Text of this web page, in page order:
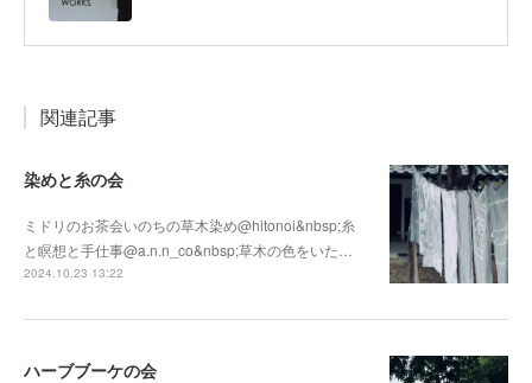
関連記事
染めと糸の会
ミドリのお茶会いのちの草木染め@hitonoi&nbsp;糸
と瞑想と手仕事@a.n.n_co&nbsp;草木の色をいた…
2024.10.23 13:22
ハーブブーケの会